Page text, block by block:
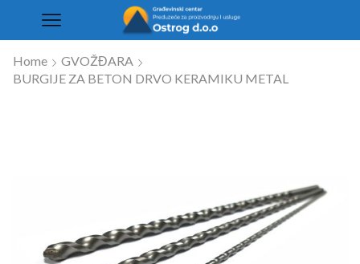
Home
GVOŽĐARA
BURGIJE ZA BETON DRVO KERAMIKU METAL